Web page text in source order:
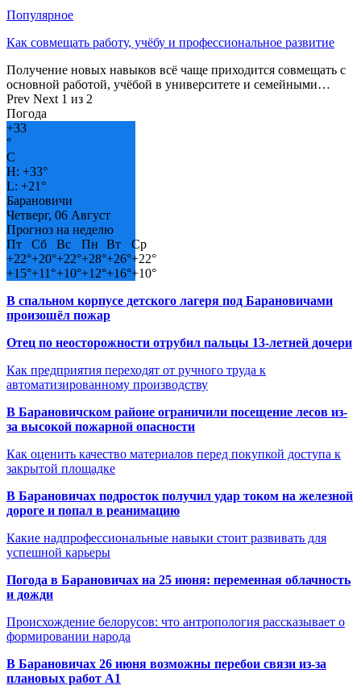
Популярное
Как совмещать работу, учёбу и профессиональное развитие
Получение новых навыков всё чаще приходится совмещать с
основной работой, учёбой в университете и семейными…
Prev Next 1 из 2
Погода
+33
°
C
H: +33°
L: +21°
Барановичи
Четверг, 06 Август
Прогноз на неделю
Пт
Сб Вс Пн Вт
Ср
+22°+20°+22°+28°+26°+22°
+15°+11°+10°+12°+16°+10°
В спальном корпусе детского лагеря под Барановичами
произошёл пожар
Отец по неосторожности отрубил пальцы 13-летней дочери
Как предприятия переходят от ручного труда к
автоматизированному производству
В Барановичском районе ограничили посещение лесов из-
за высокой пожарной опасности
Как оценить качество материалов перед покупкой доступа к
закрытой площадке
В Барановичах подросток получил удар током на железной
дороге и попал в реанимацию
Какие надпрофессиональные навыки стоит развивать для
успешной карьеры
Погода в Барановичах на 25 июня: переменная облачность
и дожди
Происхождение белорусов: что антропология рассказывает о
формировании народа
В Барановичах 26 июня возможны перебои связи из-за
плановых работ A1